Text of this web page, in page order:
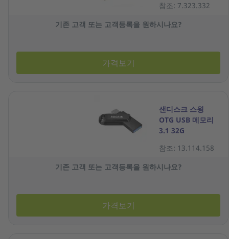
참조: 7.323.332
기존 고객 또는 고객등록을 원하시나요?
가격보기
샌디스크 스윙
OTG USB 메모리
3.1 32G
참조: 13.114.158
기존 고객 또는 고객등록을 원하시나요?
가격보기